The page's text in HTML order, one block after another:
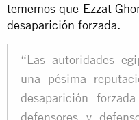
tememos que Ezzat
desaparición forzada.
“Las autoridades
una pésima
desaparición
defensores y